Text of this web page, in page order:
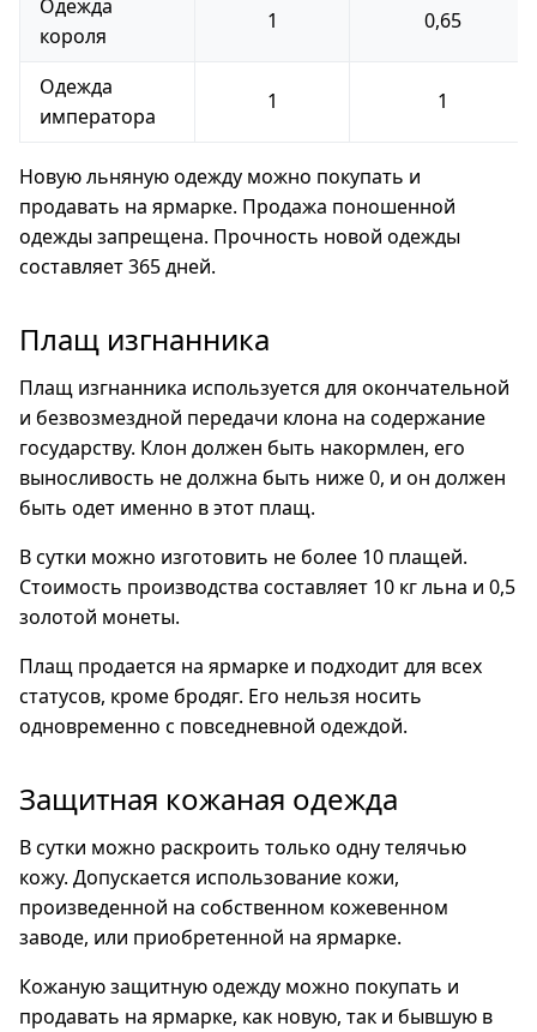
Одежда
короля
1 0,65
Одежда
императора
1 1
Новую льняную одежду можно покупать и
продавать на ярмарке. Продажа поношенной
одежды запрещена. Прочность новой одежды
составляет 365 дней.
Плащ изгнанника
Плащ изгнанника используется для окончательной
и безвозмездной передачи клона на содержание
государству. Клон должен быть накормлен, его
выносливость не должна быть ниже 0, и он должен
быть одет именно в этот плащ.
В сутки можно изготовить не более 10 плащей.
Стоимость производства составляет 10 кг льна и 0,5
золотой монеты.
Плащ продается на ярмарке и подходит для всех
статусов, кроме бродяг. Его нельзя носить
одновременно с повседневной одеждой.
Защитная кожаная одежда
В сутки можно раскроить только одну телячью
кожу. Допускается использование кожи,
произведенной на собственном кожевенном
заводе, или приобретенной на ярмарке.
Кожаную защитную одежду можно покупать и
продавать на ярмарке, как новую, так и бывшую в